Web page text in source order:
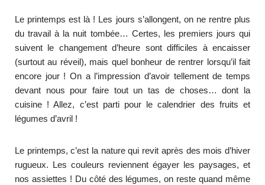
Le printemps est là ! Les jours s’allongent, on ne rentre plus
du travail à la nuit tombée… Certes, les premiers jours qui
suivent le changement d’heure sont difficiles à encaisser
(surtout au réveil), mais quel bonheur de rentrer lorsqu’il fait
encore jour ! On a l’impression d’avoir tellement de temps
devant nous pour faire tout un tas de choses… dont la
cuisine ! Allez, c’est parti pour le calendrier des fruits et
légumes d’avril !
Le printemps, c’est la nature qui revit après des mois d’hiver
rugueux. Les couleurs reviennent égayer les paysages, et
nos assiettes ! Du côté des légumes, on reste quand même